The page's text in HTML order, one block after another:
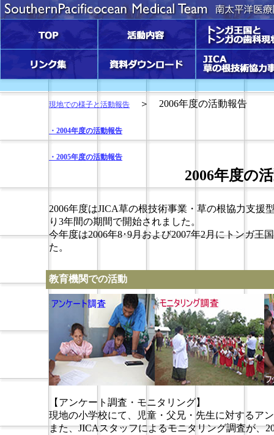
トンガ王国とトンガの
現地での様子と活動報告 ＞ 2006年度の活動報告
・2004年度の活動報告
・2005年度の活動報告
2006年度の
2006年度はJICA草の根技術事業・草の根協力支援
り3年間の期間で開始されました。
今年度は2006年8･9月および2007年2月にトンガ王
た。
教育機関での活動
【アンケート調査・モニタリング】
現地の小学校にて、児童・父兄・先生に対するア
また、JICAスタッフによるモニタリング調査が、